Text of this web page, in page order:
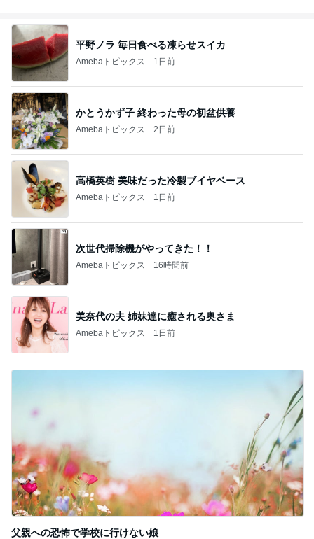
平野ノラ 毎日食べる凍らせスイカ
Amebaトピックス 1日前
かとうかず子 終わった母の初盆供養
Amebaトピックス 2日前
高橋英樹 美味だった冷製ブイヤベース
Amebaトピックス 1日前
次世代掃除機がやってきた！！
Amebaトピックス 16時間前
美奈代の夫 姉妹達に癒される奥さま
Amebaトピックス 1日前
父親への恐怖で学校に行けない娘